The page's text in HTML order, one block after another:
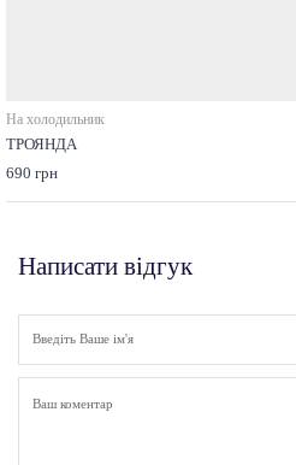
На холодильник
ТРОЯНДА
690 грн
Написати відгук